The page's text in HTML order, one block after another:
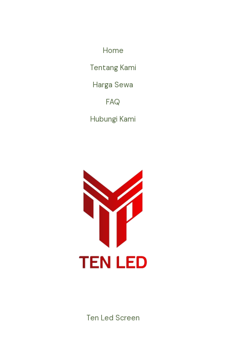
Home
Tentang Kami
Harga Sewa
FAQ
Hubungi Kami
Ten Led Screen